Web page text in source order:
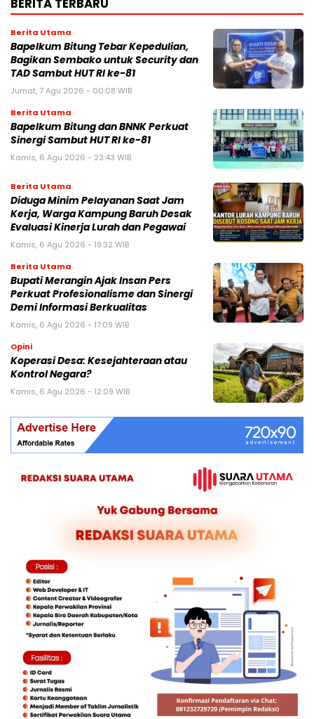
Berita Utama
Bapelkum Bitung Tebar Kepedulian,
Bagikan Sembako untuk Security dan
TAD Sambut HUT RI ke-81
Jumat, 7 Agu 2026 - 00:08 WIB
Berita Utama
Bapelkum Bitung dan BNNK Perkuat
Sinergi Sambut HUT RI ke-81
Kamis, 6 Agu 2026 - 23:43 WIB
Berita Utama
Diduga Minim Pelayanan Saat Jam
Kerja, Warga Kampung Baruh Desak
Evaluasi Kinerja Lurah dan Pegawai
Kamis, 6 Agu 2026 - 19:32 WIB
Berita Utama
Bupati Merangin Ajak Insan Pers
Perkuat Profesionalisme dan Sinergi
Demi Informasi Berkualitas
Kamis, 6 Agu 2026 - 17:09 WIB
Opini
Koperasi Desa: Kesejahteraan atau
Kontrol Negara?
Kamis, 6 Agu 2026 - 12:09 WIB